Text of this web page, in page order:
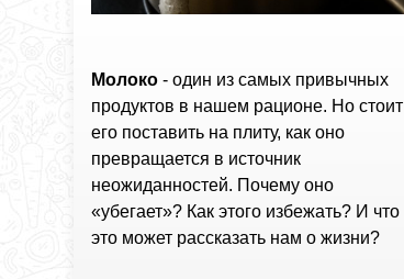
Молоко - один из самых привычных
продуктов в нашем рационе. Но стоит
его поставить на плиту, как оно
превращается в источник
неожиданностей. Почему оно
«убегает»? Как этого избежать? И что
это может рассказать нам о жизни?